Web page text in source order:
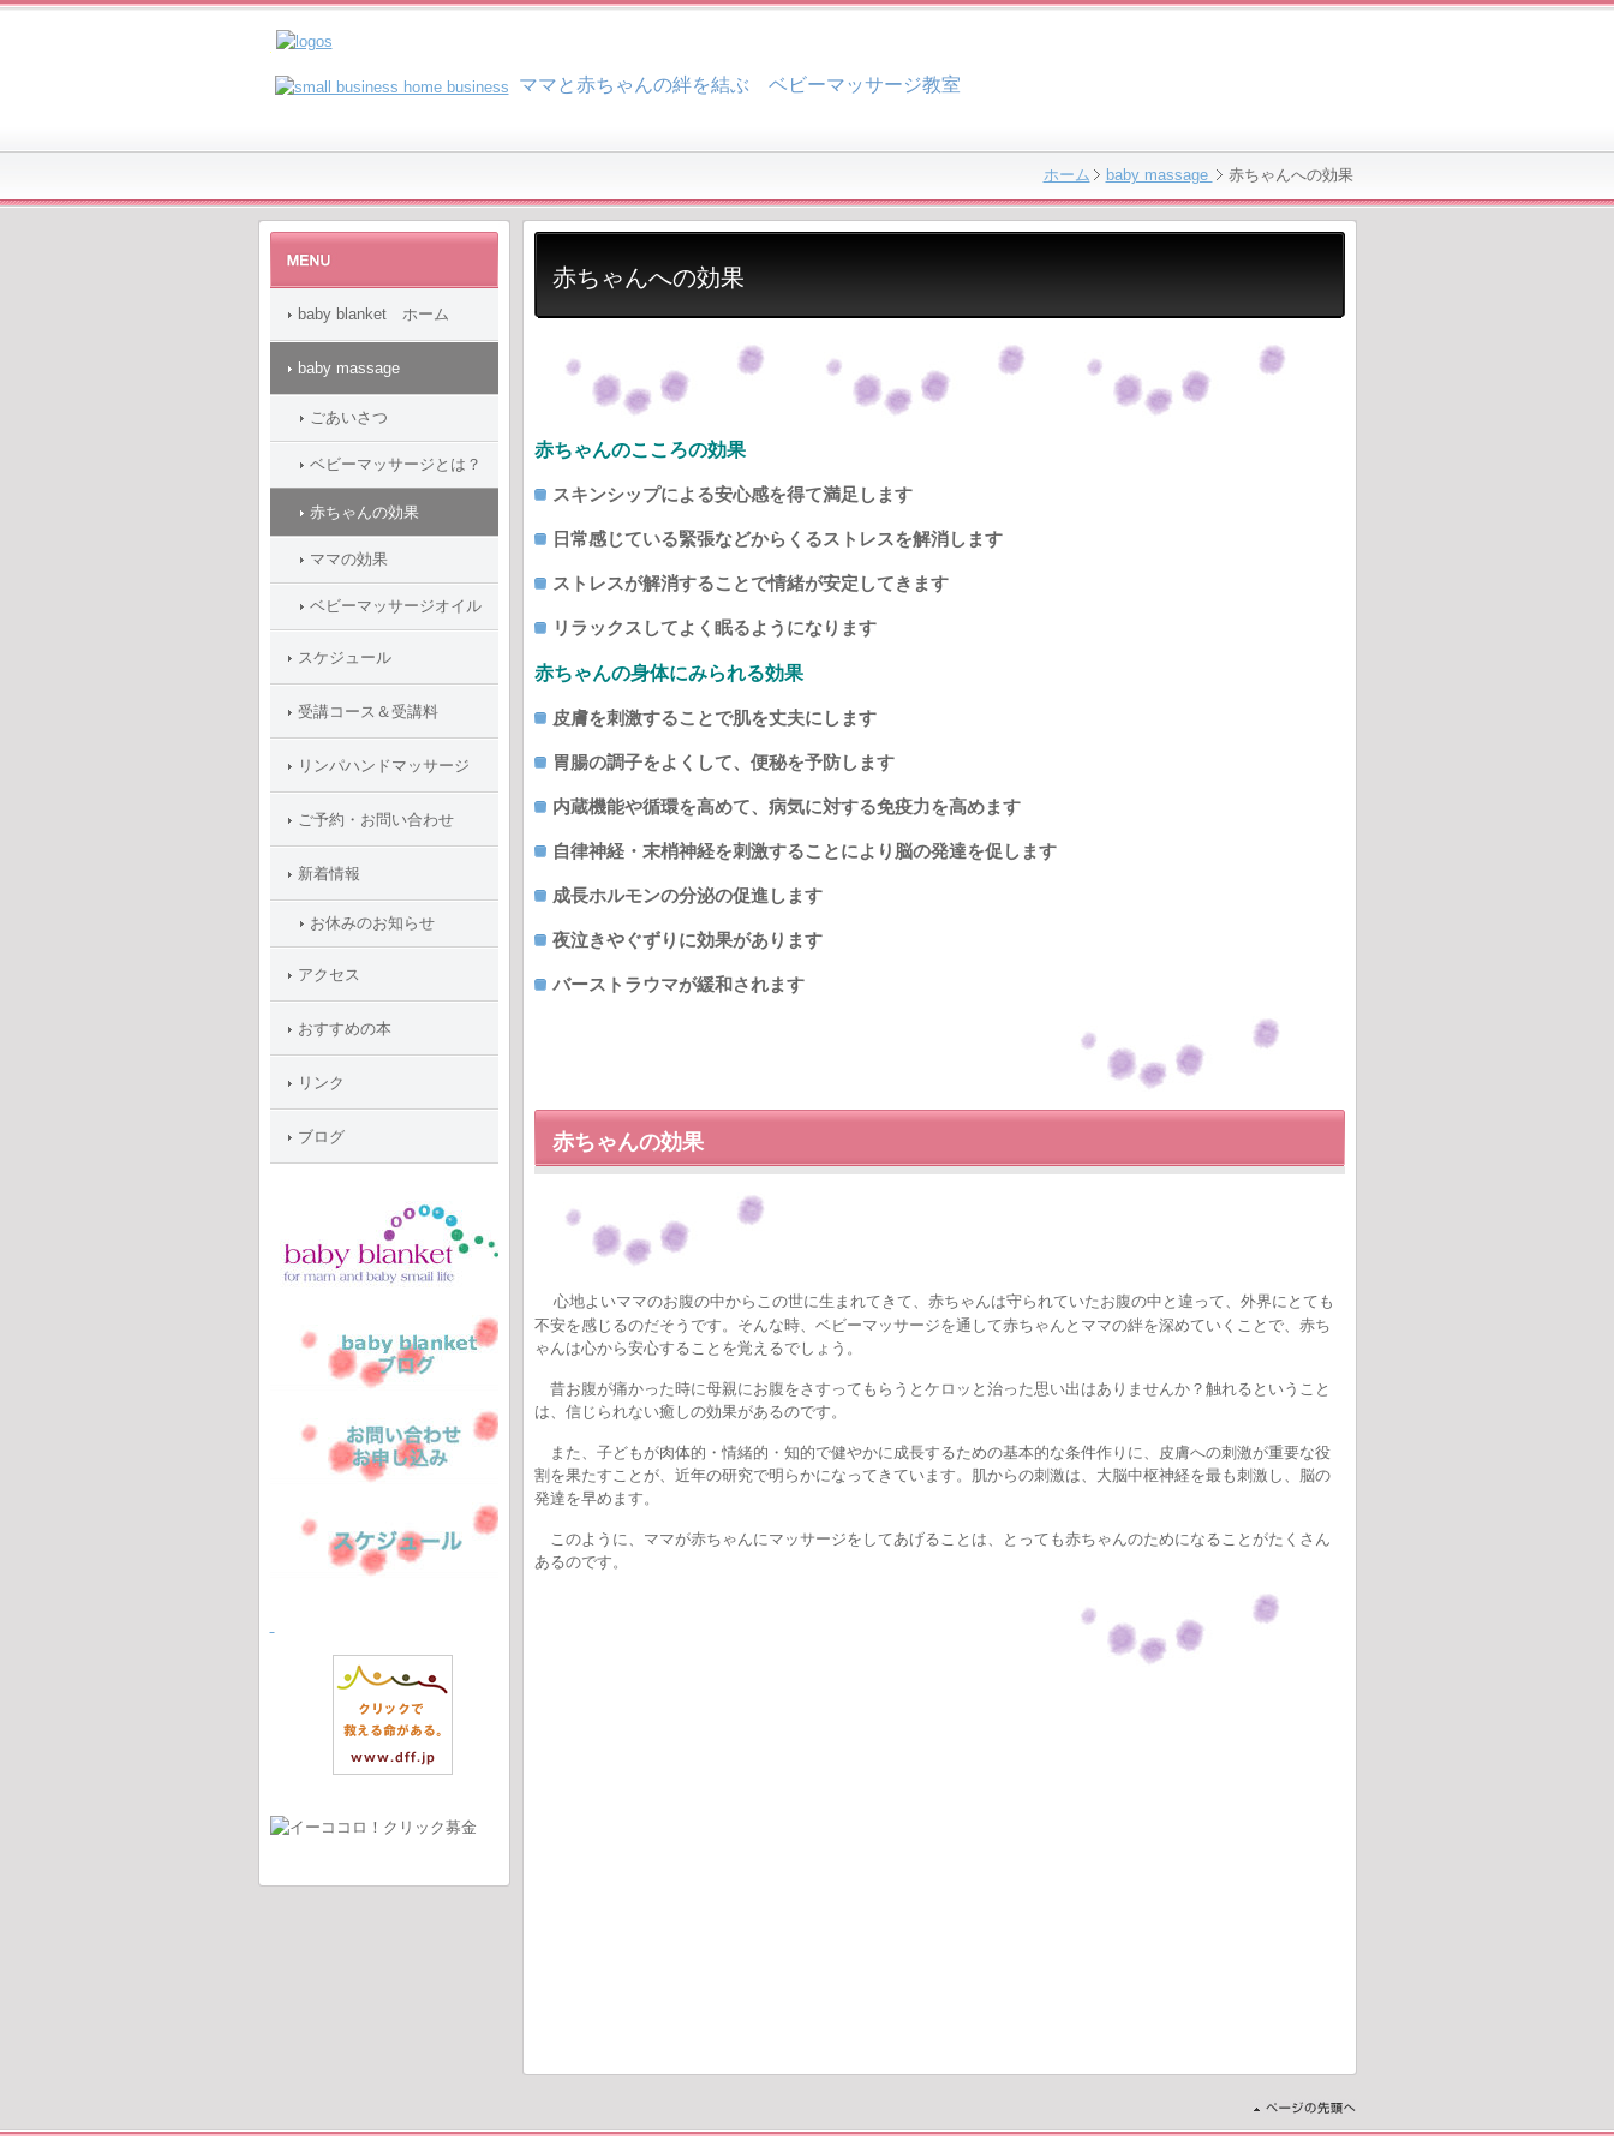
ママと赤ちゃんの絆を結ぶ ベビーマッサージ教室
ホーム baby massage 赤ちゃんへの効果
赤ちゃんへの効果
赤ちゃんのこころの効果
スキンシップによる安心感を得て満足します
日常感じている緊張などからくるストレスを解消します
ストレスが解消することで情緒が安定してきます
リラックスしてよく眠るようになります
赤ちゃんの身体にみられる効果
皮膚を刺激することで肌を丈夫にします
胃腸の調子をよくして、便秘を予防します
内蔵機能や循環を高めて、病気に対する免疫力を高めます
自律神経・末梢神経を刺激することにより脳の発達を促します
成長ホルモンの分泌の促進します
夜泣きやぐずりに効果があります
バーストラウマが緩和されます
赤ちゃんの効果
心地よいママのお腹の中からこの世に生まれてきて、赤ちゃんは守られていたお腹の中と違って、外界にとても
不安を感じるのだそうです。そんな時、ベビーマッサージを通して赤ちゃんとママの絆を深めていくことで、赤ち
ゃんは心から安心することを覚えるでしょう。
昔お腹が痛かった時に母親にお腹をさすってもらうとケロッと治った思い出はありませんか？触れるということ
は、信じられない癒しの効果があるのです。
また、子どもが肉体的・情緒的・知的で健やかに成長するための基本的な条件作りに、皮膚への刺激が重要な役
割を果たすことが、近年の研究で明らかになってきています。肌からの刺激は、大脳中枢神経を最も刺激し、脳の
発達を早めます。
このように、ママが赤ちゃんにマッサージをしてあげることは、とっても赤ちゃんのためになることがたくさん
あるのです。
baby blanket ホーム
baby massage
ごあいさつ
ベビーマッサージとは？
赤ちゃんの効果
ママの効果
ベビーマッサージオイル
スケジュール
受講コース＆受講料
リンパハンドマッサージ
ご予約・お問い合わせ
新着情報
お休みのお知らせ
アクセス
おすすめの本
リンク
ブログ